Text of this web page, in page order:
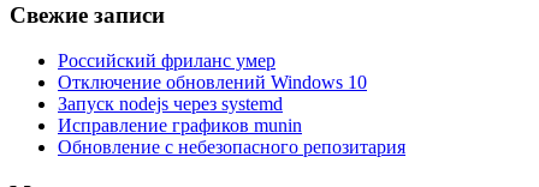
Свежие записи
Российский фриланс умер
Отключение обновлений Windows 10
Запуск nodejs через systemd
Исправление графиков munin
Обновление с небезопасного репозитария